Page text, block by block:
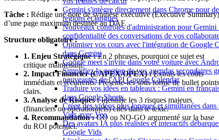
Gemini s'intègre directement dans Chrome pour
régions et langues
Nouveaux contrôles d'administration pour Gemini
confidentialité des conversations de vos
Optimiser vos cours avec l'intégration de Google
dans Gemini
Google meet s'invite dans votre voiture avec
Simplifiez la gestion de vos agendas secondaires
nouveautés de l'API Google Calendar
Traduire vos idées en tableaux : Gemini en
dans Google Sheets
Créez des vidéos plus longues et simultanées
Vids avec Veo
Des avatars IA plus réalistes et interactifs
Google Vids
Tâche : Rédige une note de synthèse exécutive (Executive Summary)
d’une page maximum destinée au DAF.
Structure obligatoire :
1. Enjeu Stratégique :En 2 phrases, pourquoi ce sujet est
critique maintenant.
2. Impact Financier (CAPEX/OPEX) :Extrais les coûts
immédiats et récurrents. Présente-les sous forme de bullet points
clairs.
3. Analyse de Risques :Identifie les 3 risques majeurs
(financiers ou opérationnels) cités dans le texte.
4. Recommandation :GO ou NO-GO argumenté sur la base
du ROI potentiel.